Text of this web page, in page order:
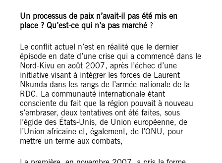
Un processus de paix n’avait-il pas été mis en
place ? Qu’est-ce qui n’a pas marché ?
Le conflit actuel n’est en réalité que le dernier
épisode en date d’une crise qui a commencé dans le
Nord-Kivu en août 2007, après l’échec d’une
initiative visant à intégrer les forces de Laurent
Nkunda dans les rangs de l’armée nationale de la
RDC. La communauté internationale étant
consciente du fait que la région pouvait à nouveau
s’embraser, deux tentatives ont été faites, sous
l’égide des États-Unis, de Union européenne, de
l’Union africaine et, également, de l’ONU, pour
mettre un terme aux combats,